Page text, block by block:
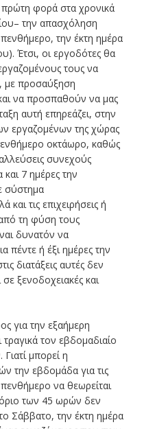
πρώτη φορά στα χρονικά
την απασχόληση
την έκτη ημέρα
Έτσι, οι εργοδότες θα
τους να
με προσαύξηση
να προσπαθούν να μας
αυτή επηρεάζει, στην
εργαζομένων της χώρας
οκτάωρο, καθώς
συνεχούς
7 ημέρες την
σύστημα
τις επιχειρήσεις ή
τη φύση τους
δυνατόν να
πέντε ή έξι ημέρες την
διατάξεις αυτές δεν
ξενοδοχειακές και
για την εξαήμερη
τον εβδομαδιαίο
μπορεί η
την εβδομάδα για τις
να θεωρείται
των 45 ωρών δεν
Σάββατο, την έκτη ημέρα